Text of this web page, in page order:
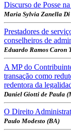
Discurso de Posse
Maria Sylvia Zanella Di
Prestadores de
conselheiros de
Eduardo Ramos Caron
A MP do
transação como
redentora da
Daniel Giotti de Paula
O Direito
Paulo Modesto (BA)